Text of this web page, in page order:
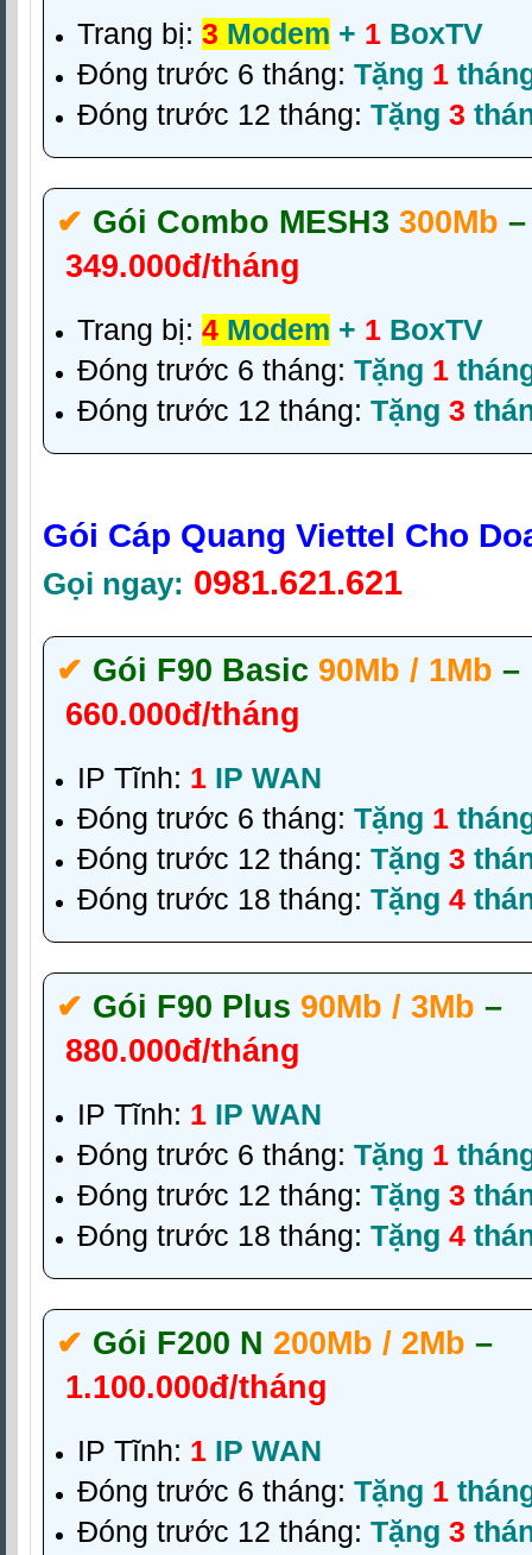
Trang bị: 3 Modem + 1 BoxTV
Đóng trước 6 tháng: Tặng 1
Đóng trước 12 tháng: Tặng 3
✔‎ Gói Combo MESH3 300Mb –
349.000đ/tháng
Trang bị: 4 Modem + 1 BoxTV
Đóng trước 6 tháng: Tặng 1
Đóng trước 12 tháng: Tặng 3
Gói Cáp Quang Viettel Cho
Gọi ngay: 0981.621.621
✔‎ Gói F90 Basic 90Mb / 1Mb –
660.000đ/tháng
IP Tĩnh: 1 IP WAN
Đóng trước 6 tháng: Tặng 1
Đóng trước 12 tháng: Tặng 3
Đóng trước 18 tháng: Tặng 4
✔‎ Gói F90 Plus 90Mb / 3Mb –
880.000đ/tháng
IP Tĩnh: 1 IP WAN
Đóng trước 6 tháng: Tặng 1
Đóng trước 12 tháng: Tặng 3
Đóng trước 18 tháng: Tặng 4
✔‎ Gói F200 N 200Mb / 2Mb –
1.100.000đ/tháng
IP Tĩnh: 1 IP WAN
Đóng trước 6 tháng: Tặng 1
Đóng trước 12 tháng: Tặng 3